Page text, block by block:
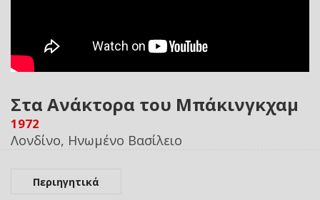
Στα Ανάκτορα του Μπάκινγκχαμ
1972
Λονδίνο, Ηνωμένο Βασίλειο
Περιηγητικά